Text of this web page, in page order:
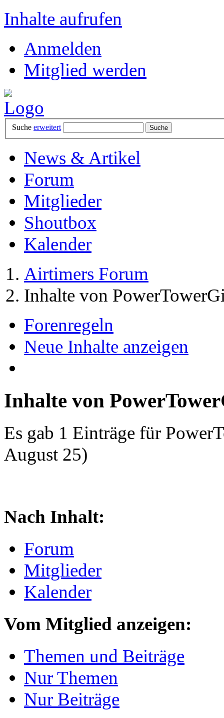
Inhalte aufrufen
Anmelden
Mitglied werden
Suche erweitert
News & Artikel
Forum
Mitglieder
Shoutbox
Kalender
Airtimers Forum
Inhalte von
Forenregeln
Neue Inhalte anzeigen
Inhalte von
Es gab 1 Einträge für
August 25)
Nach Inhalt:
Forum
Mitglieder
Kalender
Vom Mitglied anzeigen:
Themen und Beiträge
Nur Themen
Nur Beiträge